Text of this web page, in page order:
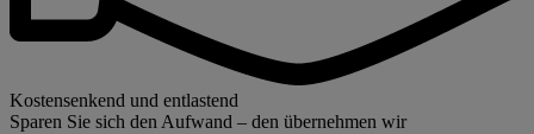
Kostensenkend und entlastend
Sparen Sie sich den Aufwand – den übernehmen wir